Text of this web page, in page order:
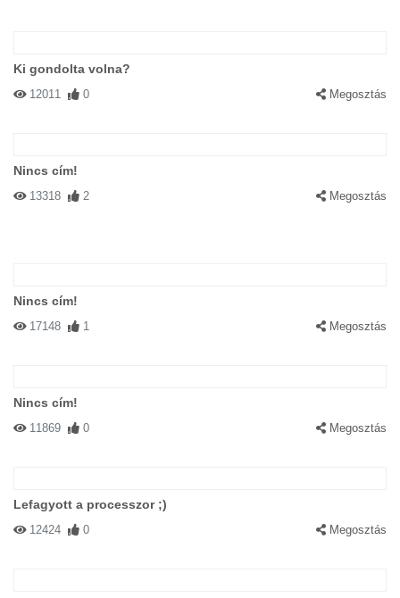
Ki gondolta volna?
12011 0 Megosztás
Nincs cím!
13318 2 Megosztás
Nincs cím!
17148 1 Megosztás
Nincs cím!
11869 0 Megosztás
Lefagyott a processzor ;)
12424 0 Megosztás